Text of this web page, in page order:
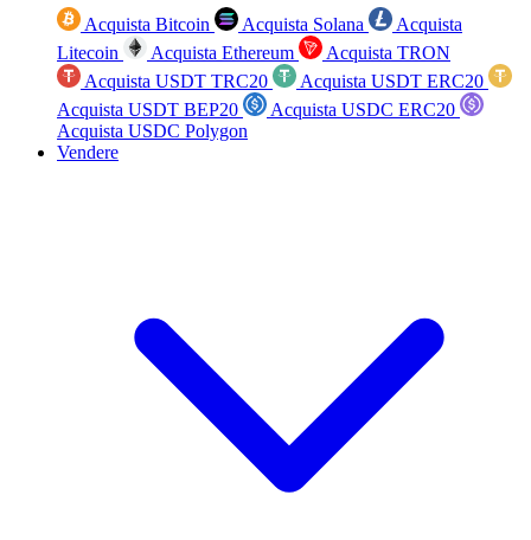
Acquista Bitcoin Acquista Solana
Acquista
Litecoin
Acquista Ethereum
Acquista TRON
Acquista USDT TRC20
Acquista USDT ERC20
Acquista USDT BEP20
Acquista USDC ERC20
Acquista USDC Polygon
Vendere